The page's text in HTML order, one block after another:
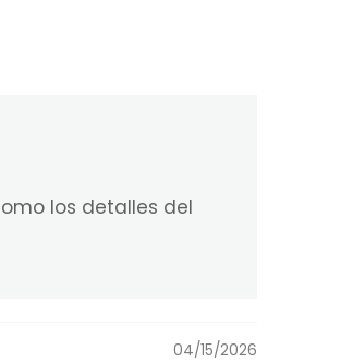
los detalles del
04/15/2026